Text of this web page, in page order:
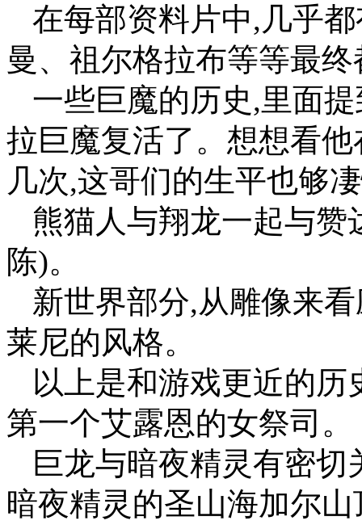
在每部资料片中,几乎
曼、祖尔格拉布等等最
一些巨魔的历史,里面
拉巨魔复活了。想想看
几次,这哥们的生平也够
熊猫人与翔龙一起与
陈)。
新世界部分,从雕像来
莱尼的风格。
以上是和游戏更近的
第一个艾露恩的女祭司。
巨龙与暗夜精灵有密
暗夜精灵的圣山海加尔